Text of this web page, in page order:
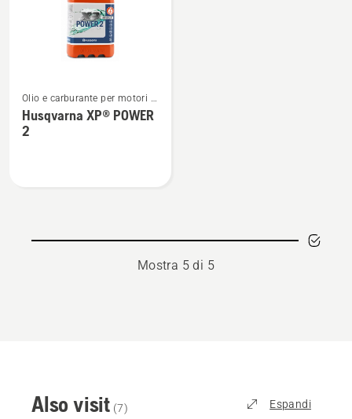
maggiori
dettagli
su
Olio e carburante per motori a
2 tempi
Husqvarna XP® POWER
2
Mostra 5 di 5
Also visit (7) Espandi